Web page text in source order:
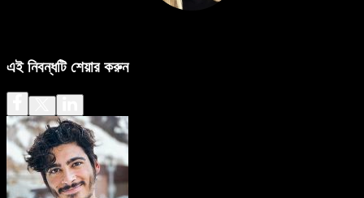
এই নিবন্ধটি শেয়ার করুন